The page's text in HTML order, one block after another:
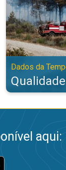
Dados da
aqui: